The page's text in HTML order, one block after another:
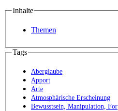
Inhalte
Themen
Tags
Aberglaube
Apport
Arte
Atmosphärische Erscheinung
Bewusstsein, Manipulation, For